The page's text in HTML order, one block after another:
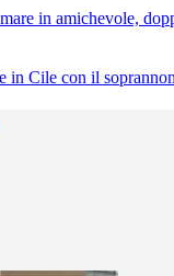
in amichevole,
in Cile con il